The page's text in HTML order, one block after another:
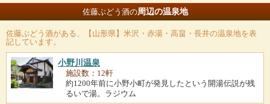
佐藤ぶどう酒の周辺の温泉地
佐藤ぶどう酒がある、【山形県】米沢・赤湯・高畠・長井の温泉地を表
記しています。
小野川温泉
施設数：12軒
約1200年前に小野小町が発見したという開湯伝説が残
るいで湯。ラジウム